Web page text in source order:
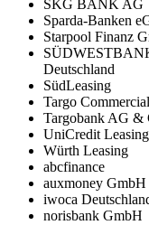
SKG BANK AG
Sparda-Banken
Starpool Finanz
Deutschland
SüdLeasing
Targo
Targobank AG &
UniCredit Leasing
Würth Leasing
abcfinance
auxmoney GmbH
iwoca
norisbank GmbH